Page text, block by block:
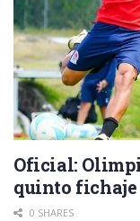
Oficial:
quinto fichaje
0 SHARES